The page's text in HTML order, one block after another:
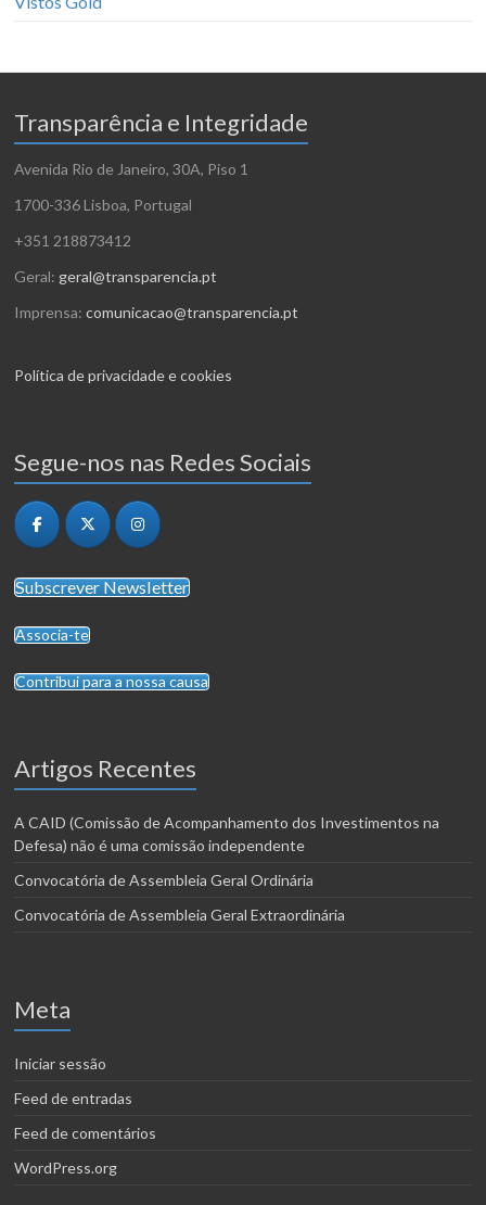
Transparência e Integridade
Avenida Rio de Janeiro, 30A, Piso 1
1700-336 Lisboa, Portugal
+351 218873412
Geral: geral@transparencia.pt
Imprensa:comunicacao@transparencia.pt
Política de privacidade e cookies
Segue-nos nas Redes Sociais
Subscrever Newsletter
Associa-te
Contribui para a nossa causa
Artigos Recentes
A CAID (Comissão de Acompanhamento dos Investimentos na
Defesa) não é uma comissão independente
Convocatória de Assembleia Geral Ordinária
Convocatória de Assembleia Geral Extraordinária
Meta
Iniciar sessão
Feed de entradas
Feed de comentários
WordPress.org